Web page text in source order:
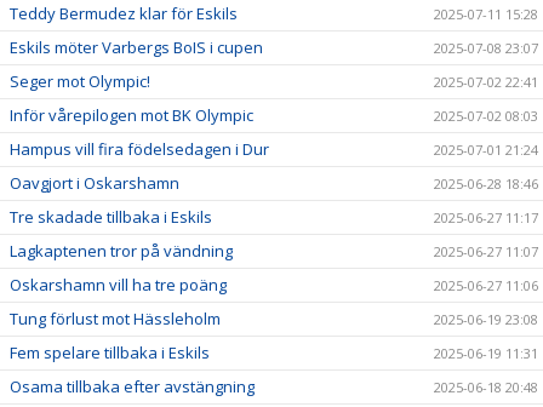
Teddy Bermudez klar för Eskils 2025-07-11 15:28
Eskils möter Varbergs BoIS i cupen 2025-07-08 23:07
Seger mot Olympic! 2025-07-02 22:41
Inför vårepilogen mot BK Olympic 2025-07-02 08:03
Hampus vill fira födelsedagen i Dur 2025-07-01 21:24
Oavgjort i Oskarshamn 2025-06-28 18:46
Tre skadade tillbaka i Eskils 2025-06-27 11:17
Lagkaptenen tror på vändning 2025-06-27 11:07
Oskarshamn vill ha tre poäng 2025-06-27 11:06
Tung förlust mot Hässleholm 2025-06-19 23:08
Fem spelare tillbaka i Eskils 2025-06-19 11:31
Osama tillbaka efter avstängning 2025-06-18 20:48